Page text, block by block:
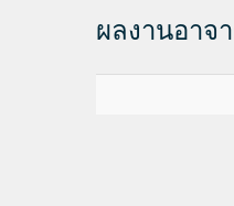
ผลงานอาจ